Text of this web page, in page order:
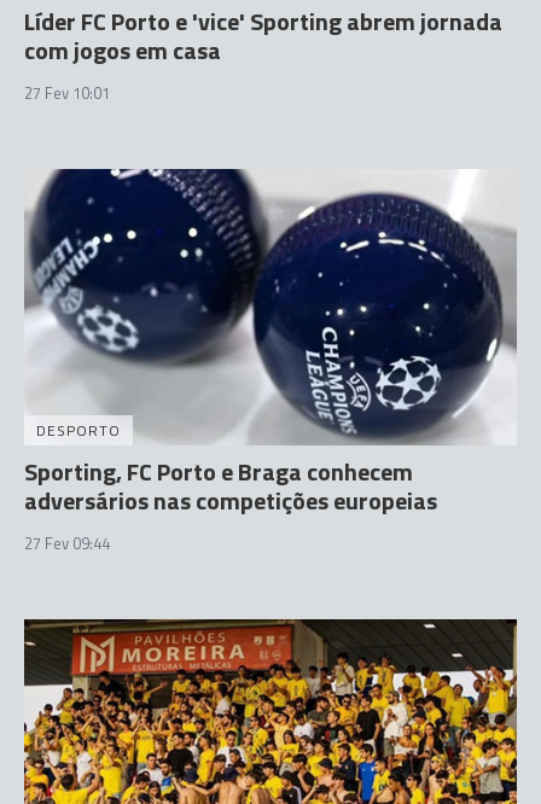
Líder FC Porto e 'vice' Sporting abrem jornada
com jogos em casa
27 Fev 10:01
DESPORTO
Sporting, FC Porto e Braga conhecem
adversários nas competições europeias
27 Fev 09:44